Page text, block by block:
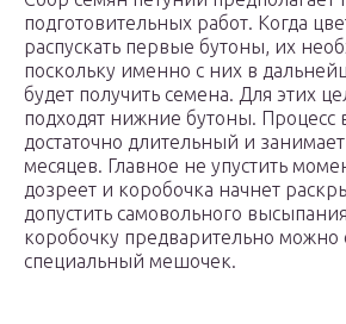
подготовительных работ. Когда
распускать первые бутоны, их
поскольку именно с них в
будет получить семена. Для этих
подходят нижние бутоны. Процесс
достаточно длительный и
месяцев. Главное не упустить
дозреет и коробочка начнет
допустить самовольного
коробочку предварительно можно
специальный мешочек.